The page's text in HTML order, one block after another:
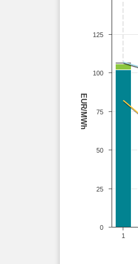
EUR/MWh
1
0
25
50
75
100
125